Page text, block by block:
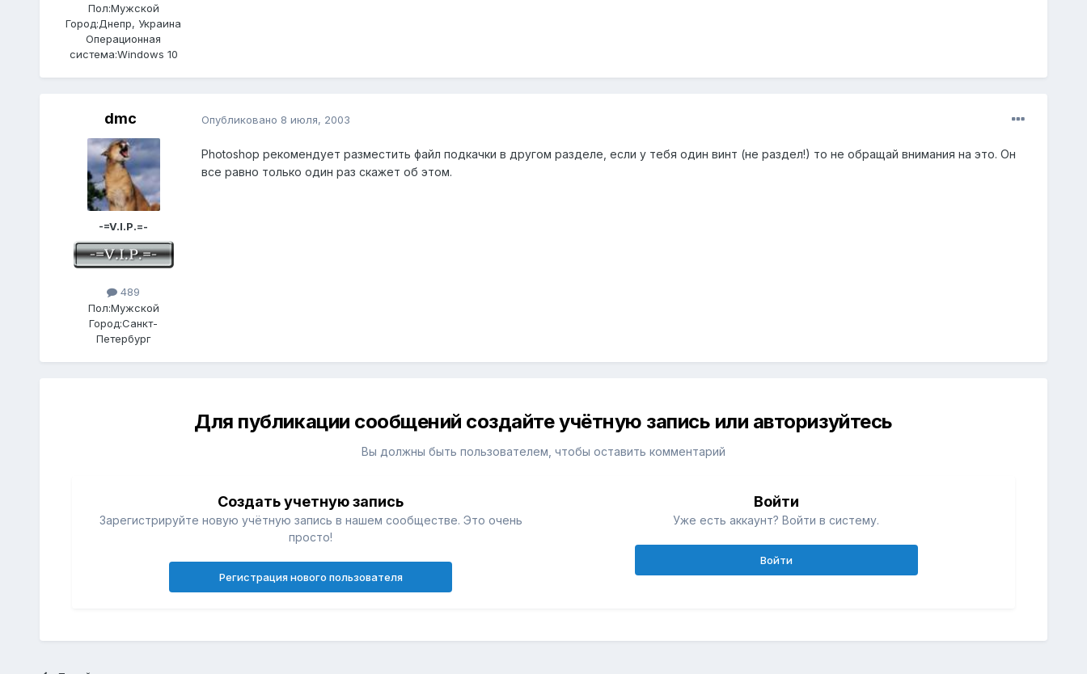
Пол:Мужской
Город:Днепр, Украина
Операционная
система:Windows 10
dmc
-=V.I.P.=-
489
Пол:Мужской
Город:Санкт-
Петербург
Опубликовано 8 июля, 2003
Photoshop рекомендует разместить файл подкачки в другом разделе, если у тебя один винт (не раздел!) то не обращай внимания на это. Он
все равно только один раз скажет об этом.
Для публикации сообщений создайте учётную запись или авторизуйтесь
Вы должны быть пользователем, чтобы оставить комментарий
Создать учетную запись
Зарегистрируйте новую учётную запись в нашем сообществе. Это очень
просто!
Регистрация нового пользователя
Войти
Уже есть аккаунт? Войти в систему.
Войти